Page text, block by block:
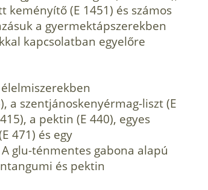
keményítő (E 1451) és számos
a gyermektápszerekben
kapcsolatban egy­előre
a szentjánoskenyér­mag-liszt (E
a pektin (E 440), egyes
471) és egy
glu-ténmentes gabona alapú
és pektin